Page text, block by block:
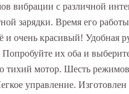
вибрации с различной
зарядки. Время его
очень красивый! Удобная
их оба и
мотор. Шесть
управление.